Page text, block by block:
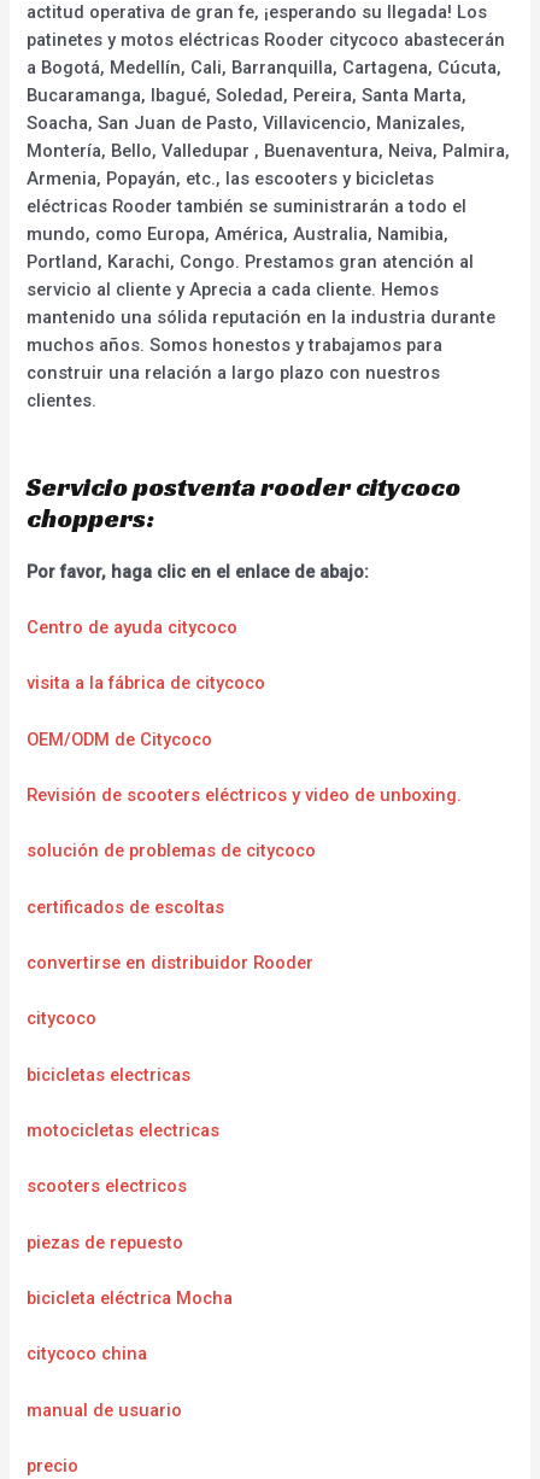
actitud operativa de gran fe, ¡esperando su llegada! Los
patinetes y motos eléctricas Rooder citycoco abastecerán
a Bogotá, Medellín, Cali, Barranquilla, Cartagena, Cúcuta,
Bucaramanga, Ibagué, Soledad, Pereira, Santa Marta,
Soacha, San Juan de Pasto, Villavicencio, Manizales,
Montería, Bello, Valledupar , Buenaventura, Neiva, Palmira,
Armenia, Popayán, etc., las escooters y bicicletas
eléctricas Rooder también se suministrarán a todo el
mundo, como Europa, América, Australia, Namibia,
Portland, Karachi, Congo. Prestamos gran atención al
servicio al cliente y Aprecia a cada cliente. Hemos
mantenido una sólida reputación en la industria durante
muchos años. Somos honestos y trabajamos para
construir una relación a largo plazo con nuestros
clientes.
Servicio postventa rooder citycoco
choppers:
Por favor, haga clic en el enlace de abajo:
Centro de ayuda citycoco
visita a la fábrica de citycoco
OEM/ODM de Citycoco
Revisión de scooters eléctricos y video de unboxing.
solución de problemas de citycoco
certificados de escoltas
convertirse en distribuidor Rooder
citycoco
bicicletas electricas
motocicletas electricas
scooters electricos
piezas de repuesto
bicicleta eléctrica Mocha
citycoco china
manual de usuario
precio